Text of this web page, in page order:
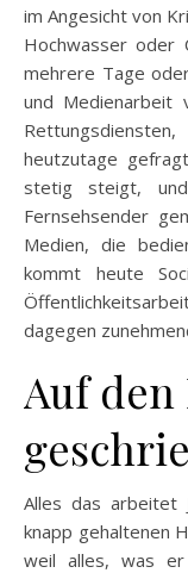
im Angesicht von
Hochwasser oder
mehrere Tage
und Medienarbeit
heutzutage
stetig steigt,
Fernsehsender
Medien, die
kommt heute
dagegen
Auf den
Alles das arbeitet
knapp gehaltenen
weil alles, was